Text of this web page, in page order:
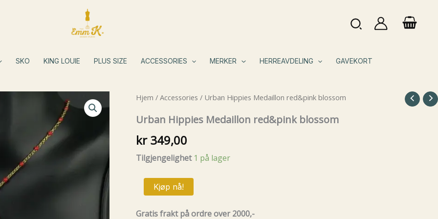
Søk
SKO KING LOUIE PLUS SIZE ACCESSORIES MERKER HERREAVDELING GAVEKORT
Hjem / Accessories / Urban Hippies Medaillon red&pink blossom
Urban Hippies Medaillon red&pink blossom
kr349,00
Tilgjengelighet 1 på lager
Urban
Hippies
red&pink
Kjøp nå!
Gratis frakt på ordre over 2000,-